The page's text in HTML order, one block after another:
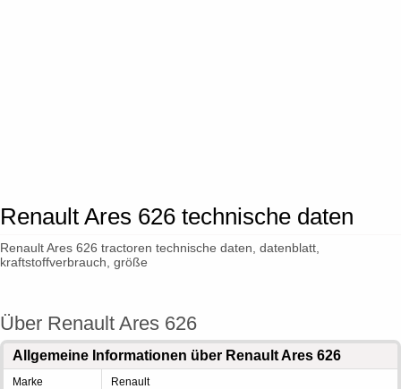
Renault Ares 626 technische daten
Renault Ares 626 tractoren technische daten, datenblatt,
kraftstoffverbrauch, größe
Über Renault Ares 626
Allgemeine Informationen über Renault Ares 626
Marke Renault